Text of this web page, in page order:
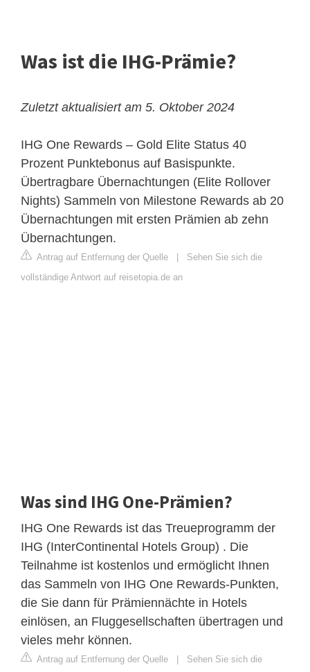
Was ist die IHG-Prämie?
Zuletzt aktualisiert am 5. Oktober 2024
IHG One Rewards – Gold Elite Status 40
Prozent Punktebonus auf Basispunkte.
Übertragbare Übernachtungen (Elite Rollover
Nights) Sammeln von Milestone Rewards ab 20
Übernachtungen mit ersten Prämien ab zehn
Übernachtungen.
Antrag auf Entfernung der Quelle
Sehen Sie sich die
vollständige Antwort auf reisetopia.de an
Was sind IHG One-Prämien?
IHG One Rewards ist das Treueprogramm der
IHG (InterContinental Hotels Group) . Die
Teilnahme ist kostenlos und ermöglicht Ihnen
das Sammeln von IHG One Rewards-Punkten,
die Sie dann für Prämiennächte in Hotels
einlösen, an Fluggesellschaften übertragen und
vieles mehr können.
Antrag auf Entfernung der Quelle
Sehen Sie sich die